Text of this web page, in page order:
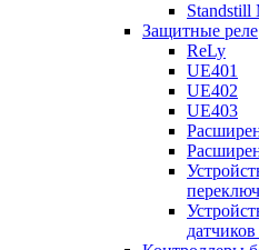
Standstill
Защитные реле
ReLy
UE401
UE402
UE403